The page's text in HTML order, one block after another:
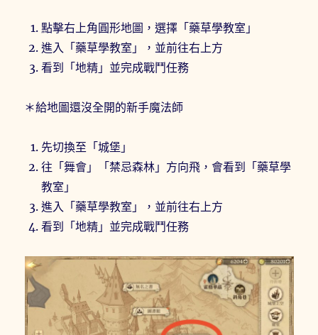
點擊右上角圓形地圖，選擇「藥草學教室」
進入「藥草學教室」，並前往右上方
看到「地精」並完成戰鬥任務
＊給地圖還沒全開的新手魔法師
先切換至「城堡」
往「舞會」「禁忌森林」方向飛，會看到「藥草學
教室」
進入「藥草學教室」，並前往右上方
看到「地精」並完成戰鬥任務